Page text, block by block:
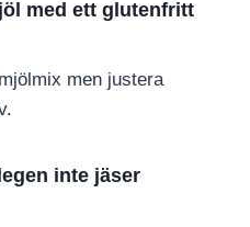
med ett glutenfritt
men justera
inte jäser